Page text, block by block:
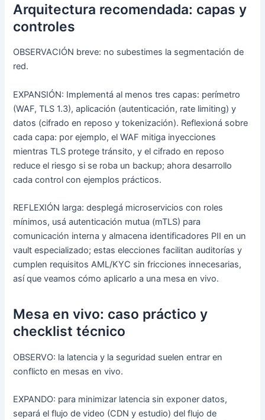
Arquitectura recomendada: capas y
controles
OBSERVACIÓN breve: no subestimes la segmentación de
red.
EXPANSIÓN: Implementá al menos tres capas: perímetro
(WAF, TLS 1.3), aplicación (autenticación, rate limiting) y
datos (cifrado en reposo y tokenización). Reflexioná sobre
cada capa: por ejemplo, el WAF mitiga inyecciones
mientras TLS protege tránsito, y el cifrado en reposo
reduce el riesgo si se roba un backup; ahora desarrollo
cada control con ejemplos prácticos.
REFLEXIÓN larga: desplegá microservicios con roles
mínimos, usá autenticación mutua (mTLS) para
comunicación interna y almacena identificadores PII en un
vault especializado; estas elecciones facilitan auditorías y
cumplen requisitos AML/KYC sin fricciones innecesarias,
así que veamos cómo aplicarlo a una mesa en vivo.
Mesa en vivo: caso práctico y
checklist técnico
OBSERVO: la latencia y la seguridad suelen entrar en
conflicto en mesas en vivo.
EXPANDO: para minimizar latencia sin exponer datos,
separá el flujo de video (CDN y estudio) del flujo de